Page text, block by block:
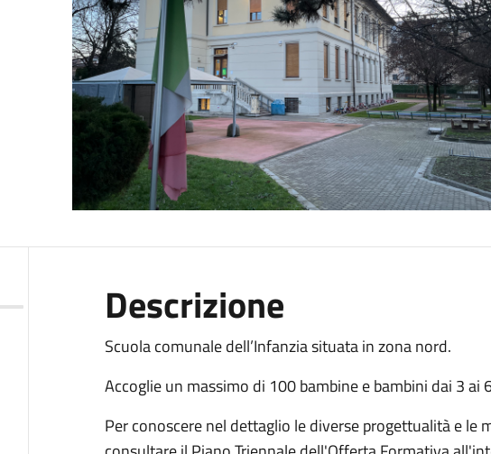
Descrizione
Scuola comunale dell’Infanzia situata in zona nord.
Accoglie un massimo di 100 bambine e bambini dai 3 ai
Per conoscere nel dettaglio le diverse progettualità e le